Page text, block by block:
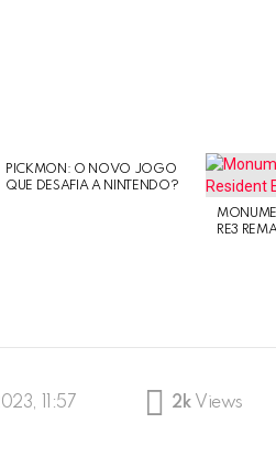
PICKMON: O NOVO JOGO
QUE DESAFIA A NINTENDO?
RE3
11:57 2k Views